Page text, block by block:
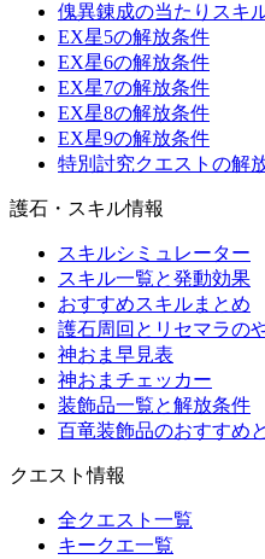
傀異錬成の当たりスキ
EX星5の解放条件
EX星6の解放条件
EX星7の解放条件
EX星8の解放条件
EX星9の解放条件
特別討究クエストの解
護石・スキル情報
スキルシミュレーター
スキル一覧と発動効果
おすすめスキルまとめ
護石周回とリセマラの
神おま早見表
神おまチェッカー
装飾品一覧と解放条件
百竜装飾品のおすすめ
クエスト情報
全クエスト一覧
キークエ一覧